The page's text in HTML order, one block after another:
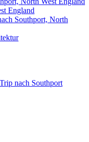
England
Southport, North
nach Southport